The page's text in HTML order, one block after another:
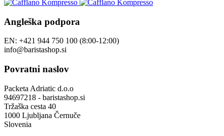
Angleška podpora
EN: +421 944 750 100 (8:00-12:00)
info@baristashop.si
Povratni naslov
Packeta Adriatic d.o.o
94697218 - baristashop.si
Tržaška cesta 40
1000 Ljubljana Černuče
Slovenia